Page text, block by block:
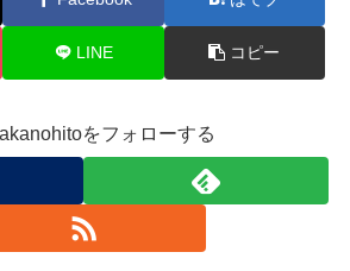
85e6-
ec0056dbe781&pf_rd_r=F0GVFPC8KNW5GC6
3AECC&pd_rd_wg=CP725&pd_rd_r=668e3f8
9-479f-4247-a2a5-
22&linkId=409a0bfbcef3e087da6e4789da2255
dc&language=ja_JP&ref_=as_li_ss_tl
LINE コピー
をフォローする